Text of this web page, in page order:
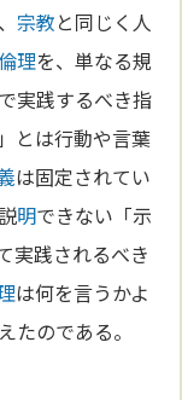
宗教と同じく人
理を、単なる規
実践するべき指
」とは行動や言葉
は固定されてい
明できない「示
実践されるべき
は何を言うかよ
たのである。